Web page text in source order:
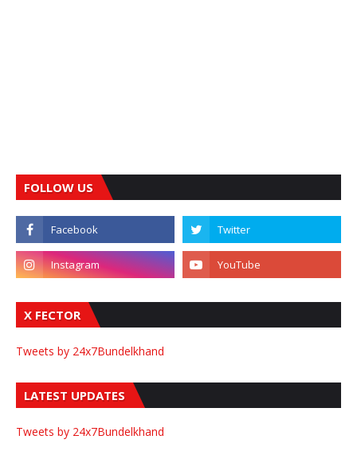
FOLLOW US
X FECTOR
Tweets by 24x7Bundelkhand
LATEST UPDATES
Tweets by 24x7Bundelkhand